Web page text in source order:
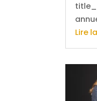
Lire